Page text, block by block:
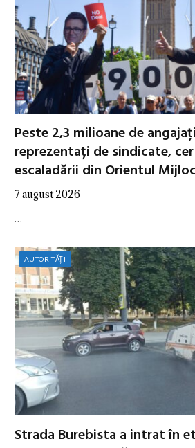
Peste 2,3 milioane de
reprezentați de sindicate,
escaladării din Orientul
7 august 2026
…
AUTORITĂȚI
Strada Burebista a intrat în